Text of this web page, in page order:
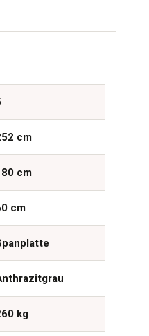
cm
cm
cm
kg